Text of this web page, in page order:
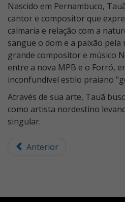
Nascido em Pernambuco,
cantor e compositor que
calmaria e relação com a
sangue o dom e a paixão pela
grande compositor e músico
entre a nova MPB e o Forró,
inconfundível estilo praiano
Através de sua arte, Tauã
como artista nordestino
singular.
Anterior